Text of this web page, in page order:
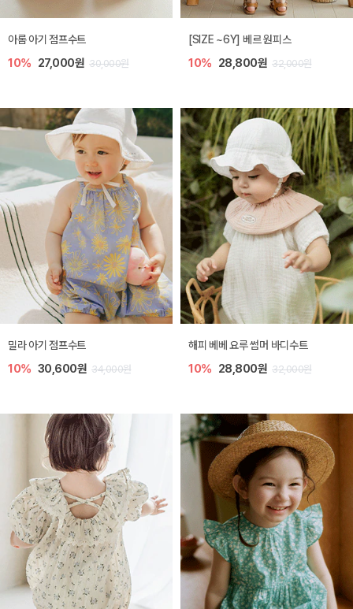
아롬 아기 점프수트
10% 27,000원 30,000원
[SIZE ~6Y] 베르 원피스
10% 28,800원 32,000원
밀라 아기 점프수트
10% 30,600원 34,000원
해피 베베 요루 썸머 바디수트
10% 28,800원 32,000원